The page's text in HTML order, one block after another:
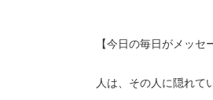
【今日の毎日がメッセ
人は、その人に隠れて